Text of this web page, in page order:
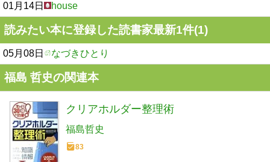
01月14日 house
読みたい本に登録した読書家最新1件(1)
05月08日 なづきひとり
福島 哲史の関連本
クリアホルダー整理術
福島哲史
83